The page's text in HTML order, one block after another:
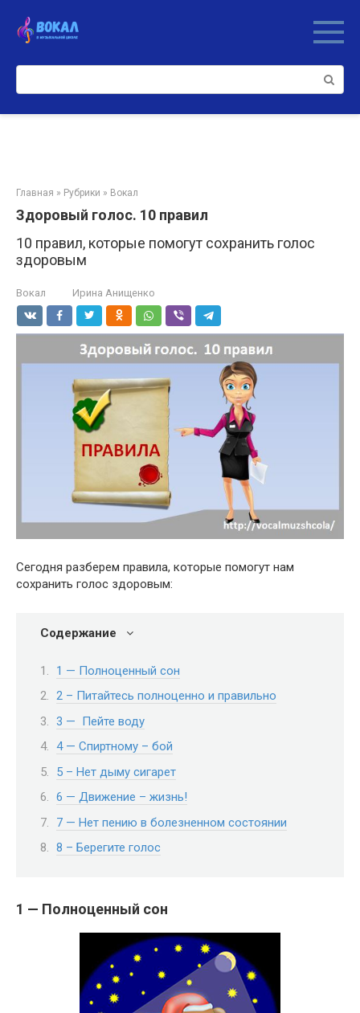
контенту
Поиск:
Главная » Рубрики » Вокал
Здоровый голос. 10 правил
10 правил, которые помогут сохранить голос
здоровым
Вокал Ирина Анищенко
Сегодня разберем правила, которые помогут нам
сохранить голос здоровым:
Содержание
1 — Полноценный сон
2 – Питайтесь полноценно и правильно
3 — Пейте воду
4 — Спиртному – бой
5 – Нет дыму сигарет
6 — Движение – жизнь!
7 — Нет пению в болезненном состоянии
8 – Берегите голос
1 — Полноценный сон